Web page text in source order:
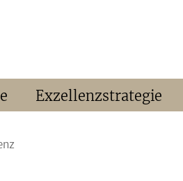
Exzellenzstrategie